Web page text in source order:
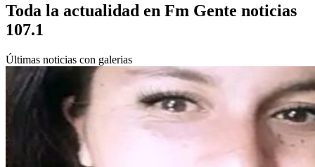
Toda la actualidad en Fm Gente noticias
107.1
Últimas noticias con galerias